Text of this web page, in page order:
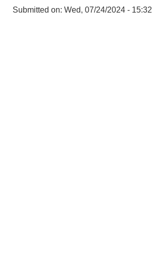
Submitted on: Wed, 07/24/2024 - 15:32